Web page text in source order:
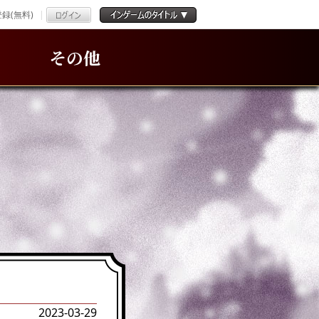
(無料)
その他
2023-03-29